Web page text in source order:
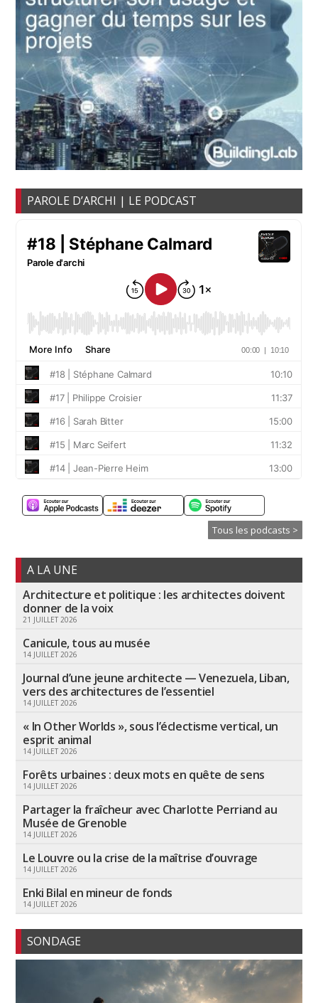
PAROLE D’ARCHI | LE PODCAST
Tous les podcasts >
A LA UNE
Architecture et politique : les architectes doivent
donner de la voix
21 JUILLET 2026
Canicule, tous au musée
14 JUILLET 2026
Journal d’une jeune architecte — Venezuela, Liban,
vers des architectures de l’essentiel
14 JUILLET 2026
« In Other Worlds », sous l’éclectisme vertical, un
esprit animal
14 JUILLET 2026
Forêts urbaines : deux mots en quête de sens
14 JUILLET 2026
Partager la fraîcheur avec Charlotte Perriand au
Musée de Grenoble
14 JUILLET 2026
Le Louvre ou la crise de la maîtrise d’ouvrage
14 JUILLET 2026
Enki Bilal en mineur de fonds
14 JUILLET 2026
SONDAGE